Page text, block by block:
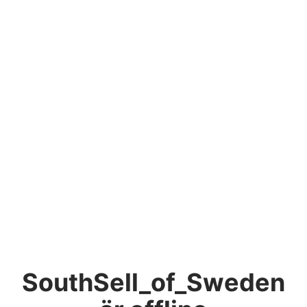
SouthSell_of_Sweden